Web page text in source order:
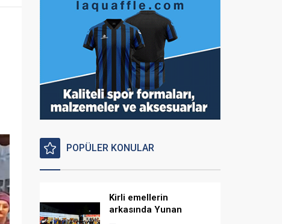
POPÜLER KONULAR
Kirli emellerin
arkasında Yunan
istihbaratı var